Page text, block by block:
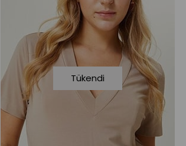
Tükendi